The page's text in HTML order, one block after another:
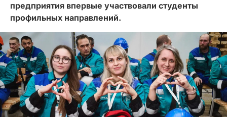
предприятия впервые участвовали студенты
профильных направлений.